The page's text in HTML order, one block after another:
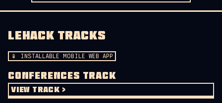
LEHACK TRACKS
📱 INSTALLABLE MOBILE WEB APP
CONFERENCES TRACK
VIEW TRACK >